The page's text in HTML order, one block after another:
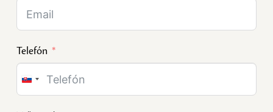
Telefón
Slovakia